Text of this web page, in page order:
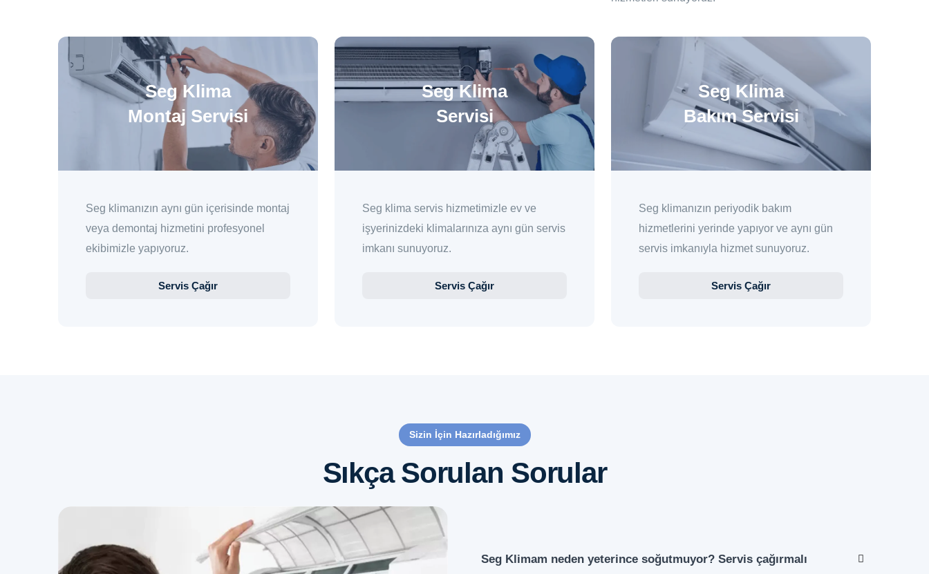
Seg Klima
Montaj Servisi
Seg klimanızın aynı gün içerisinde montaj
veya demontaj hizmetini profesyonel
ekibimizle yapıyoruz.
Servis Çağır
Seg Klima
Servisi
Seg klima servis hizmetimizle ev ve
işyerinizdeki klimalarınıza aynı gün servis
imkanı sunuyoruz.
Servis Çağır
Seg Klima
Bakım Servisi
Seg klimanızın periyodik bakım
hizmetlerini yerinde yapıyor ve aynı gün
servis imkanıyla hizmet sunuyoruz.
Servis Çağır
Sizin İçin Hazırladığımız
Sıkça Sorulan Sorular
Seg Klimam neden yeterince soğutmuyor? Servis çağırmalı